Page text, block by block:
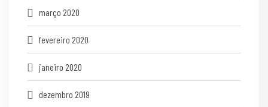
março 2020
fevereiro 2020
janeiro 2020
dezembro 2019